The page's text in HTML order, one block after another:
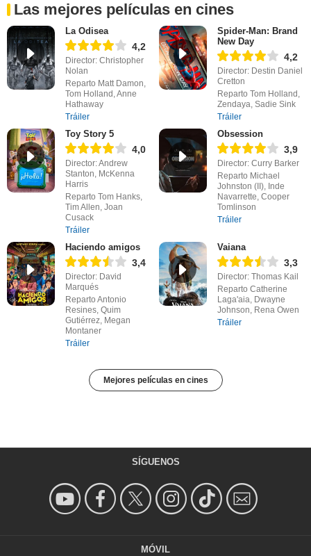
Las mejores películas en cines
La Odisea
4,2
Director: Christopher
Nolan
Reparto Matt Damon,
Tom Holland, Anne
Hathaway
Tráiler
Spider-Man: Brand
New Day
4,2
Director: Destin Daniel
Cretton
Reparto Tom Holland,
Zendaya, Sadie Sink
Tráiler
Toy Story 5
4,0
Director: Andrew
Stanton, McKenna
Harris
Reparto Tom Hanks,
Tim Allen, Joan
Cusack
Tráiler
Obsession
3,9
Director: Curry Barker
Reparto Michael
Johnston (II), Inde
Navarrette, Cooper
Tomlinson
Tráiler
Haciendo amigos
3,4
Director: David
Marqués
Reparto Antonio
Resines, Quim
Gutiérrez, Megan
Montaner
Tráiler
Vaiana
3,3
Director: Thomas Kail
Reparto Catherine
Laga'aia, Dwayne
Johnson, Rena Owen
Tráiler
Mejores películas en cines
SÍGUENOS
MÓVIL